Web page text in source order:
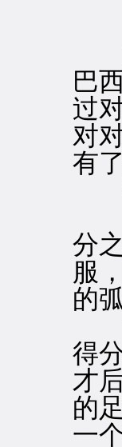
阅
巴
过
对
有
当
分
服
的
“
得
才
的
一